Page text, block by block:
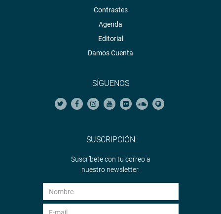
Contrastes
Agenda
Editorial
Damos Cuenta
SÍGUENOS
SUSCRIPCIÓN
Suscríbete con tu correo a
nuestro newsletter.